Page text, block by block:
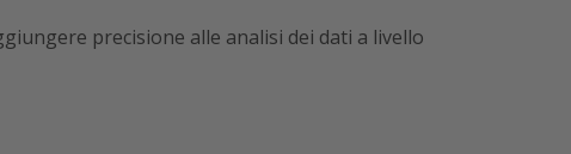
precisione alle analisi dei dati a livello